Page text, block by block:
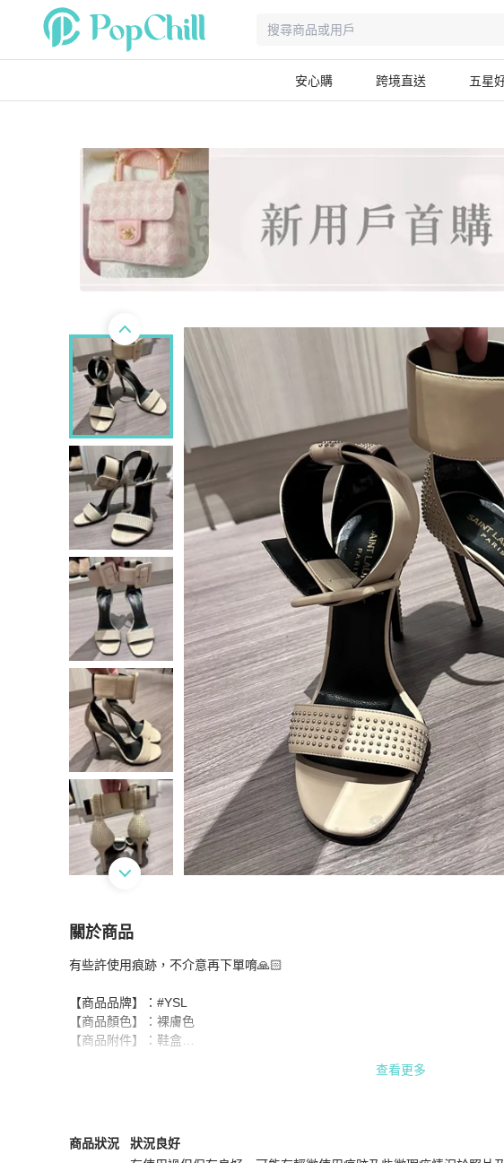
安心購 跨境直送 五星
關於商品
關於YSL SAINT LAURENT 裸膚色卯釘繫帶高跟涼鞋
有些許使用痕跡，不介意再下單唷🙏🏻
【商品品牌】：#YSL
【商品顏色】：裸膚色
【商品附件】：鞋盒
- 除有重大瑕疵未標示，其餘狀況均不接受退貨
- 商品圖顏色因螢幕差異會有所不同，以實際商品顏色為準
查看更多
商品狀況
Saint Laurent女鞋商品狀態與細節
狀況良好